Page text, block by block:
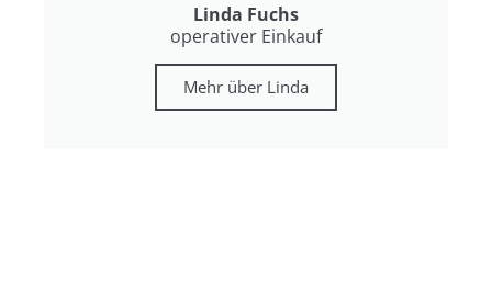
Linda Fuchs
operativer Einkauf
Mehr über Linda